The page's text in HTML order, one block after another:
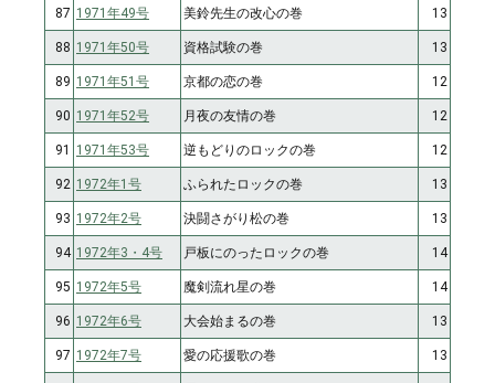
87 1971年49号 美鈴先生の改心の巻 13
88 1971年50号 資格試験の巻 13
89 1971年51号 京都の恋の巻 12
90 1971年52号 月夜の友情の巻 12
91 1971年53号 逆もどりのロックの巻 12
92 1972年1号 ふられたロックの巻 13
93 1972年2号 決闘さがり松の巻 13
94 1972年3・4号 戸板にのったロックの巻 14
95 1972年5号 魔剣流れ星の巻 14
96 1972年6号 大会始まるの巻 13
97 1972年7号 愛の応援歌の巻 13